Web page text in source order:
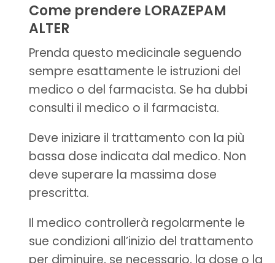
Come prendere LORAZEPAM
ALTER
Prenda questo medicinale seguendo
sempre esattamente le istruzioni del
medico o del farmacista. Se ha dubbi
consulti il medico o il farmacista.
Deve iniziare il trattamento con la più
bassa dose indicata dal medico. Non
deve superare la massima dose
prescritta.
Il medico controllerà regolarmente le
sue condizioni all’inizio del trattamento
per diminuire, se necessario, la dose o la